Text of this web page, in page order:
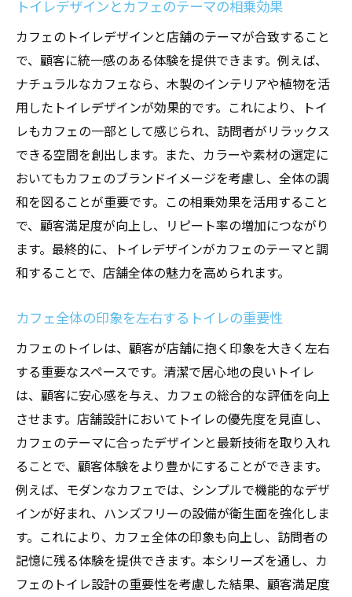
トイレデザインとカフェのテーマの相乗効果
カフェのトイレデザインと店舗のテーマが合致すること
で、顧客に統一感のある体験を提供できます。例えば、
ナチュラルなカフェなら、木製のインテリアや植物を活
用したトイレデザインが効果的です。これにより、トイ
レもカフェの一部として感じられ、訪問者がリラックス
できる空間を創出します。また、カラーや素材の選定に
おいてもカフェのブランドイメージを考慮し、全体の調
和を図ることが重要です。この相乗効果を活用すること
で、顧客満足度が向上し、リピート率の増加につながり
ます。最終的に、トイレデザインがカフェのテーマと調
和することで、店舗全体の魅力を高められます。
カフェ全体の印象を左右するトイレの重要性
カフェのトイレは、顧客が店舗に抱く印象を大きく左右
する重要なスペースです。清潔で居心地の良いトイレ
は、顧客に安心感を与え、カフェの総合的な評価を向上
させます。店舗設計においてトイレの優先度を見直し、
カフェのテーマに合ったデザインと最新技術を取り入れ
ることで、顧客体験をより豊かにすることができます。
例えば、モダンなカフェでは、シンプルで機能的なデザ
インが好まれ、ハンズフリーの設備が衛生面を強化しま
す。これにより、カフェ全体の印象も向上し、訪問者の
記憶に残る体験を提供できます。本シリーズを通し、カ
フェのトイレ設計の重要性を考慮した結果、顧客満足度